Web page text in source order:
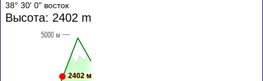
38° 30' 0" восток
Высота: 2402 m
2402 м